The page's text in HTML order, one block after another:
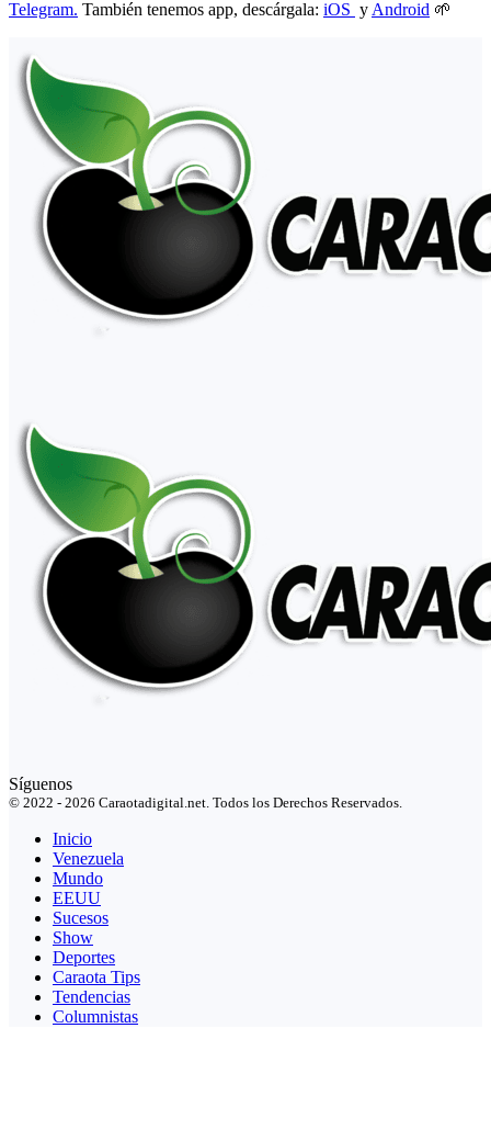
Telegram. También tenemos app, descárgala: iOS y Android 🌱
Síguenos
© 2022 - 2026 Caraotadigital.net. Todos los Derechos Reservados.
Inicio
Venezuela
Mundo
EEUU
Sucesos
Show
Deportes
Caraota Tips
Tendencias
Columnistas